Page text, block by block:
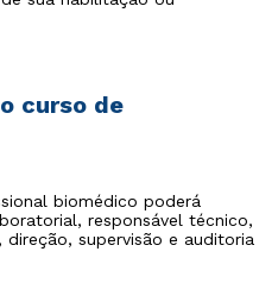
curso de
biomédico poderá
responsável técnico,
supervisão e auditoria